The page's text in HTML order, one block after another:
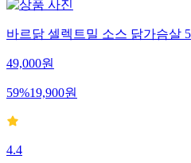
바르닭 셀렉트밀 소스 닭가슴살
49,000원
59%19,900원
4.4